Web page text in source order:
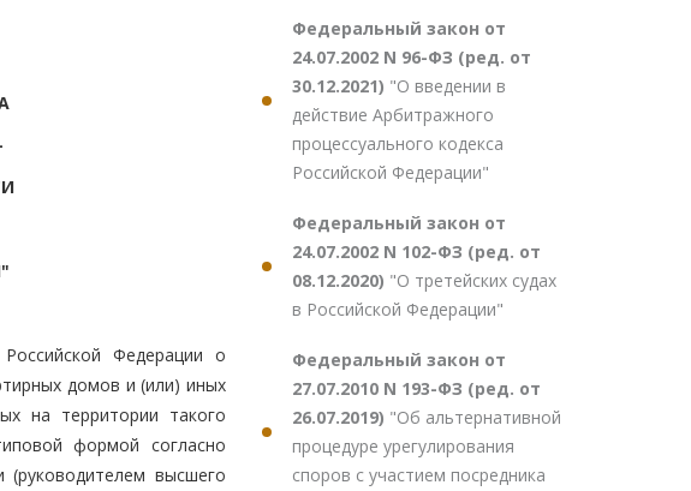
Федерации о
домов и (или) иных
на территории такого
формой согласно
высшего
Федеральный закон от
24.07.2002 N 96-ФЗ (ред. от
30.12.2021) "О введении в
действие Арбитражного
процессуального кодекса
Российской Федерации"
Федеральный закон от
24.07.2002 N 102-ФЗ (ред. от
08.12.2020) "О третейских судах
в Российской Федерации"
Федеральный закон от
27.07.2010 N 193-ФЗ (ред. от
26.07.2019) "Об альтернативной
процедуре урегулирования
споров с участием посредника